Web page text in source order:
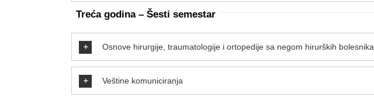
Treća godina – Šesti semestar
Osnove hirurgije, traumatologije i ortopedije sa negom hirurških bolesnika
Veštine komuniciranja